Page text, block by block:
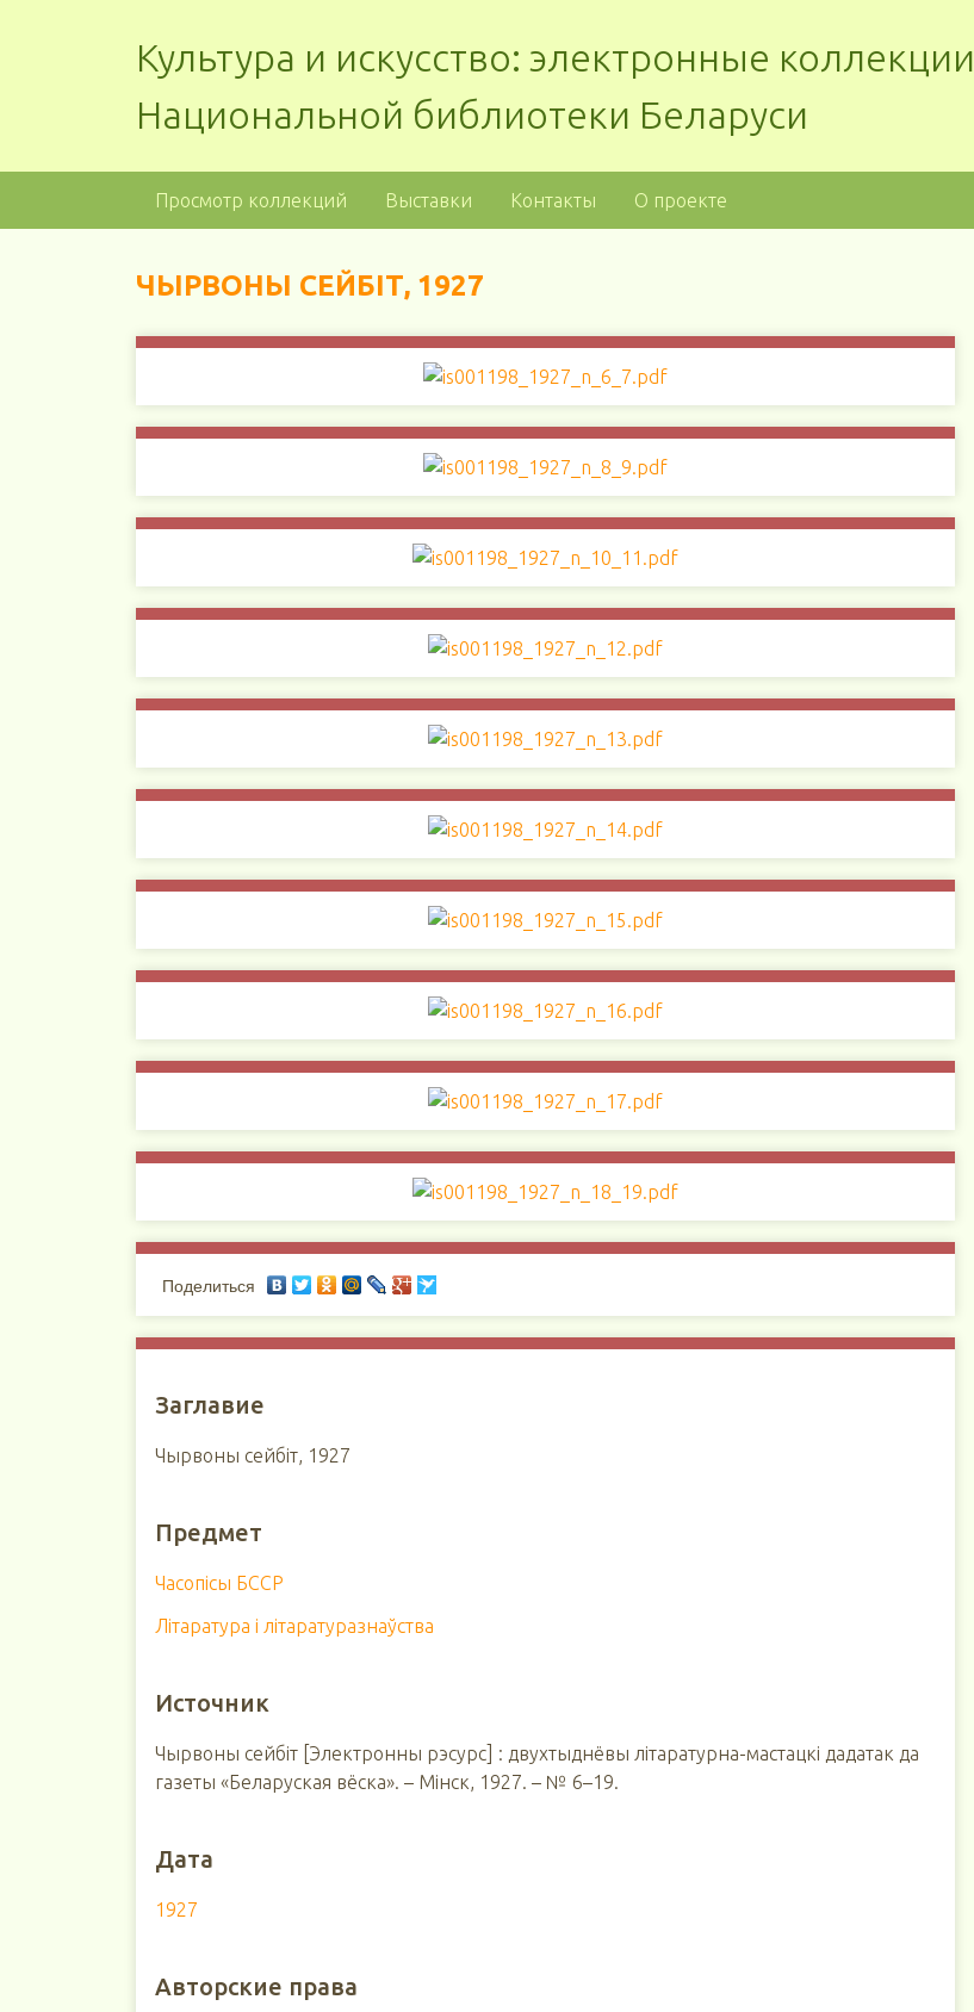
Культура и искусство: электронные коллекции
Национальной библиотеки Беларуси
Просмотр коллекций Выставки Контакты О проекте
ЧЫРВОНЫ СЕЙБІТ, 1927
Поделиться
Заглавие
Чырвоны сейбіт, 1927
Предмет
Часопісы БССР
Літаратура і літаратуразнаўства
Источник
Чырвоны сейбіт [Электронны рэсурс] : двухтыднёвы літаратурна-мастацкі дадатак да
газеты «Беларуская вёска». – Мінск, 1927. – № 6–19.
Дата
1927
Авторские права